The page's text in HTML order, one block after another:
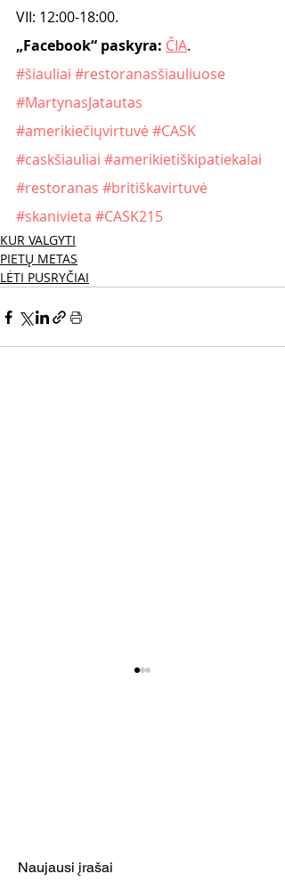
VII: 12:00-18:00.
„Facebook“ paskyra: ČIA.
#šiauliai #restoranasšiauliuose
#MartynasJatautas
#amerikiečiųvirtuvė #CASK
#caskšiauliai #amerikietiškipatiekalai
#restoranas #britiškavirtuvė
#skanivieta #CASK215
KUR VALGYTI
PIETŲ METAS
LĖTI PUSRYČIAI
Naujausi įrašai